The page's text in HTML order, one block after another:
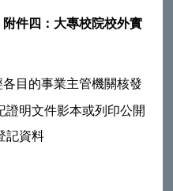
附件四 ：大專校院校外實
目的事業主管機關核發
證明文件影本或列印公開
記資料